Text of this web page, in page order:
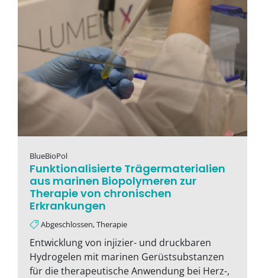
BlueBioPol
Funktionalisierte Trägermaterialien
aus marinen Biopolymeren zur
Therapie von chronischen
Erkrankungen
Abgeschlossen, Therapie
Entwicklung von injizier- und druckbaren
Hydrogelen mit marinen Gerüstsubstanzen
für die therapeutische Anwendung bei Herz-,